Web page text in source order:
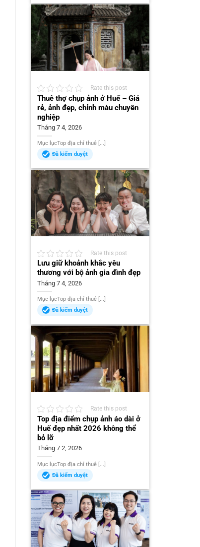
Rate this post
Thuê thợ chụp ảnh ở Huế – Giá
rẻ, ảnh đẹp, chỉnh màu chuyên
nghiệp
Tháng 7 4, 2026
Mục lụcTop địa chỉ thuê [...]
Đã kiểm duyệt
Rate this post
Lưu giữ khoảnh khắc yêu
thương với bộ ảnh gia đình đẹp
Tháng 7 4, 2026
Mục lụcTop địa chỉ thuê [...]
Đã kiểm duyệt
Rate this post
Top địa điểm chụp ảnh áo dài ở
Huế đẹp nhất 2026 không thể
bỏ lỡ
Tháng 7 2, 2026
Mục lụcTop địa chỉ thuê [...]
Đã kiểm duyệt